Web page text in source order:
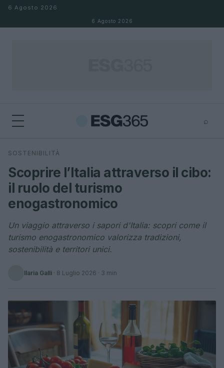
Salta al contenuto
6 Agosto 2026
6 Agosto 2026
⌕
Cerca
SOSTENIBILITÀ
Scoprire l’Italia attraverso il cibo:
il ruolo del turismo
enogastronomico
Un viaggio attraverso i sapori d'Italia: scopri come il
turismo enogastronomico valorizza tradizioni,
sostenibilità e territori unici.
Ilaria Galli · 8 Luglio 2026 · 3 min